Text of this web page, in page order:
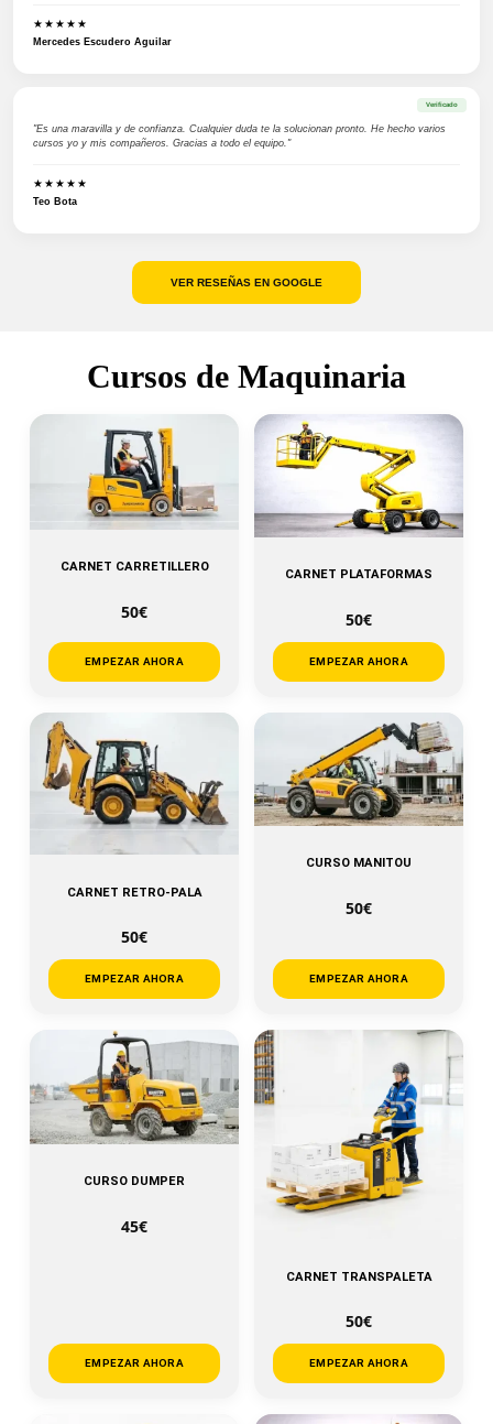
★★★★★
Mercedes Escudero Aguilar
Verificado
"Es una maravilla y de confianza. Cualquier duda te la solucionan pronto. He hecho varios
cursos yo y mis compañeros. Gracias a todo el equipo."
★★★★★
Teo Bota
VER RESEÑAS EN GOOGLE
Cursos de Maquinaria
CARNET CARRETILLERO
50€
EMPEZAR AHORA
CARNET PLATAFORMAS
50€
EMPEZAR AHORA
CARNET RETRO-PALA
50€
EMPEZAR AHORA
CURSO MANITOU
50€
EMPEZAR AHORA
CURSO DUMPER
45€
EMPEZAR AHORA
CARNET TRANSPALETA
50€
EMPEZAR AHORA